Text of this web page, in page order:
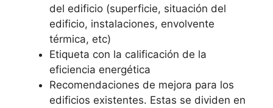
del edificio (superficie, situación del
edificio, instalaciones, envolvente
térmica, etc)
Etiqueta con la calificación de la
eficiencia energética
Recomendaciones de mejora para los
edificios existentes. Estas se dividen en